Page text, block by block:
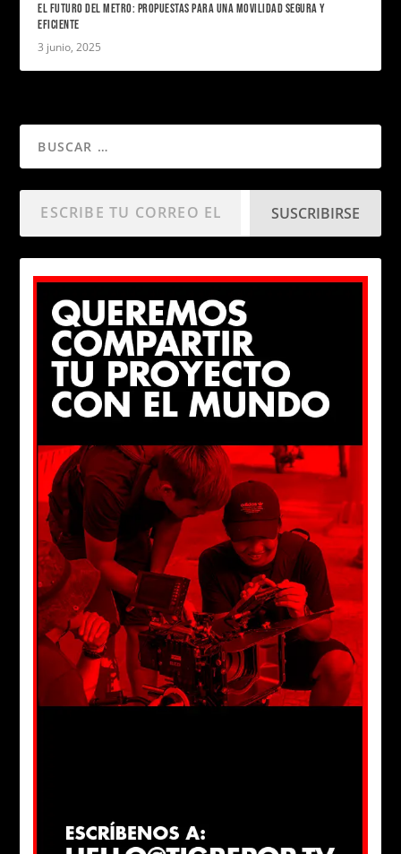
EL FUTURO DEL METRO: PROPUESTAS PARA UNA MOVILIDAD SEGURA Y
EFICIENTE
3 junio, 2025
SUSCRIBIRSE